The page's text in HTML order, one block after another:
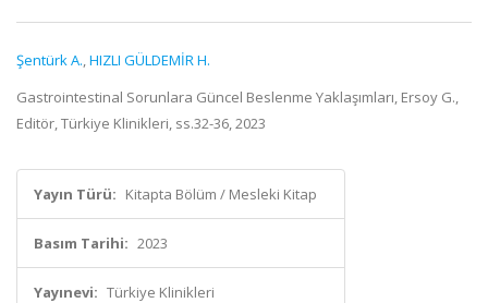
Şentürk A.,HIZLI GÜLDEMİR H.
Gastrointestinal Sorunlara Güncel Beslenme Yaklaşımları, Ersoy G.,
Editör, Türkiye Klinikleri, ss.32-36, 2023
Yayın Türü: Kitapta Bölüm / Mesleki Kitap
Basım Tarihi: 2023
Yayınevi: Türkiye Klinikleri